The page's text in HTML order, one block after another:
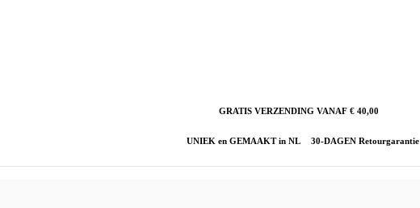
GRATIS VERZENDING VANAF € 40,00
UNIEK en GEMAAKT in NL 30-DAGEN Retourgarantie